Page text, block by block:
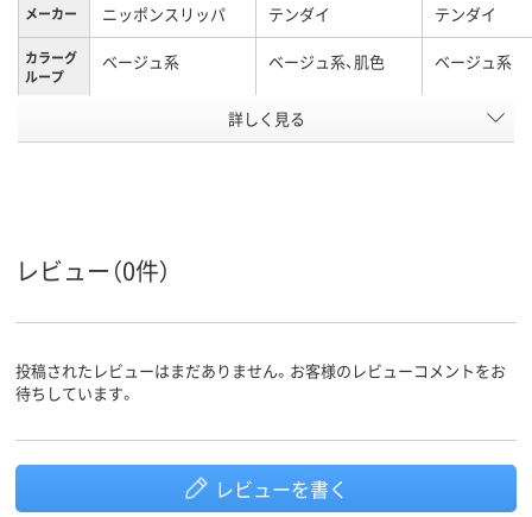
メーカー ニッポンスリッパ テンダイ テンダイ
カラーグ
ループ
ベージュ系 ベージュ系、肌色 ベージュ系
50
詳しく見る
レビュー（0件）
投稿されたレビューはまだありません。お客様のレビューコメントをお
待ちしています。
レビューを書く